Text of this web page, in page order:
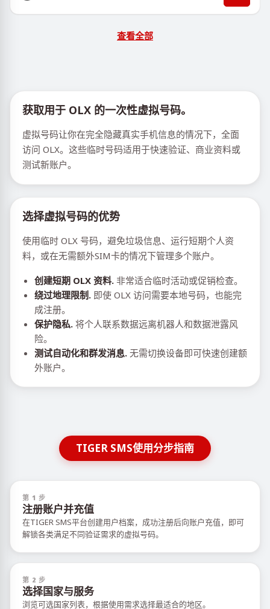
查看全部
获取用于 OLX 的一次性虚拟号码。
虚拟号码让你在完全隐藏真实手机信息的情况下，全面
访问 OLX。这些临时号码适用于快速验证、商业资料或
测试新账户。
选择虚拟号码的优势
使用临时 OLX 号码，避免垃圾信息、运行短期个人资
料，或在无需额外SIM卡的情况下管理多个账户。
创建短期 OLX 资料. 非常适合临时活动或促销检查。
绕过地理限制. 即使 OLX 访问需要本地号码，也能完
成注册。
保护隐私. 将个人联系数据远离机器人和数据泄露风
险。
测试自动化和群发消息. 无需切换设备即可快速创建额
外账户。
TIGER SMS使用分步指南
第 1 步
注册账户并充值
在TIGER SMS平台创建用户档案，成功注册后向账户充值，即可
解锁各类满足不同验证需求的虚拟号码。
第 2 步
选择国家与服务
浏览可选国家列表，根据使用需求选择最适合的地区。